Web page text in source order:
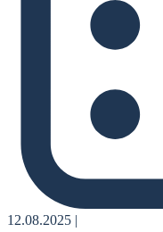
12.08.2025 |